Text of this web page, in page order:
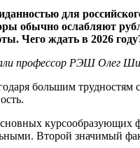
для
обычно ослабляют
Чего ждать в 2026
профессор РЭШ Олег
большим
Второй значимый